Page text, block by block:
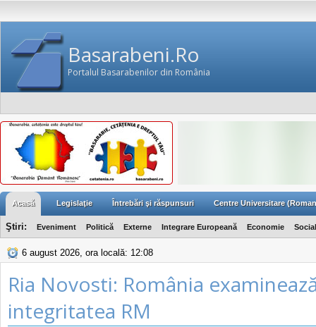
Basarabeni.Ro
Portalul Basarabenilor din România
Acasă Legislaţie Întrebări şi răspunsuri Centre Universitare
Ştiri: Eveniment Politică Externe Integrare Europeană Economie Social
6 august 2026, ora locală: 12:08
Ria Novosti: România
integritatea RM